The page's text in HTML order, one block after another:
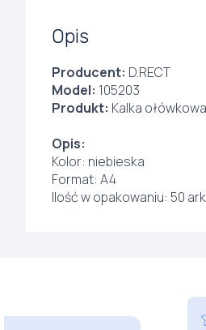
Opis
Producent: D.RECT
Model: 105203
Produkt: Kalka ołówkowa
Opis:
Kolor: niebieska
Format: A4
Ilość w opakowaniu: 50